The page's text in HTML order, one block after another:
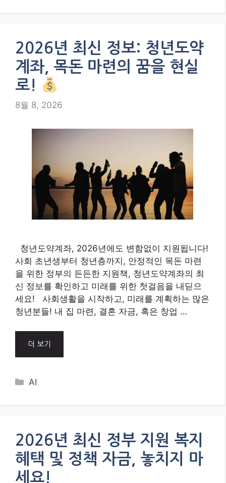
2026년 최신 정보: 청년도약
계좌, 목돈 마련의 꿈을 현실
로!
8월 8, 2026
신 정보를 확인하고 미래를 위한 첫걸음을 내딛으
세요! 사회생활을 시작하고, 미래를 계획하는 많은
청년분들! 내 집 마련, 결혼 자금, 혹은 창업 …